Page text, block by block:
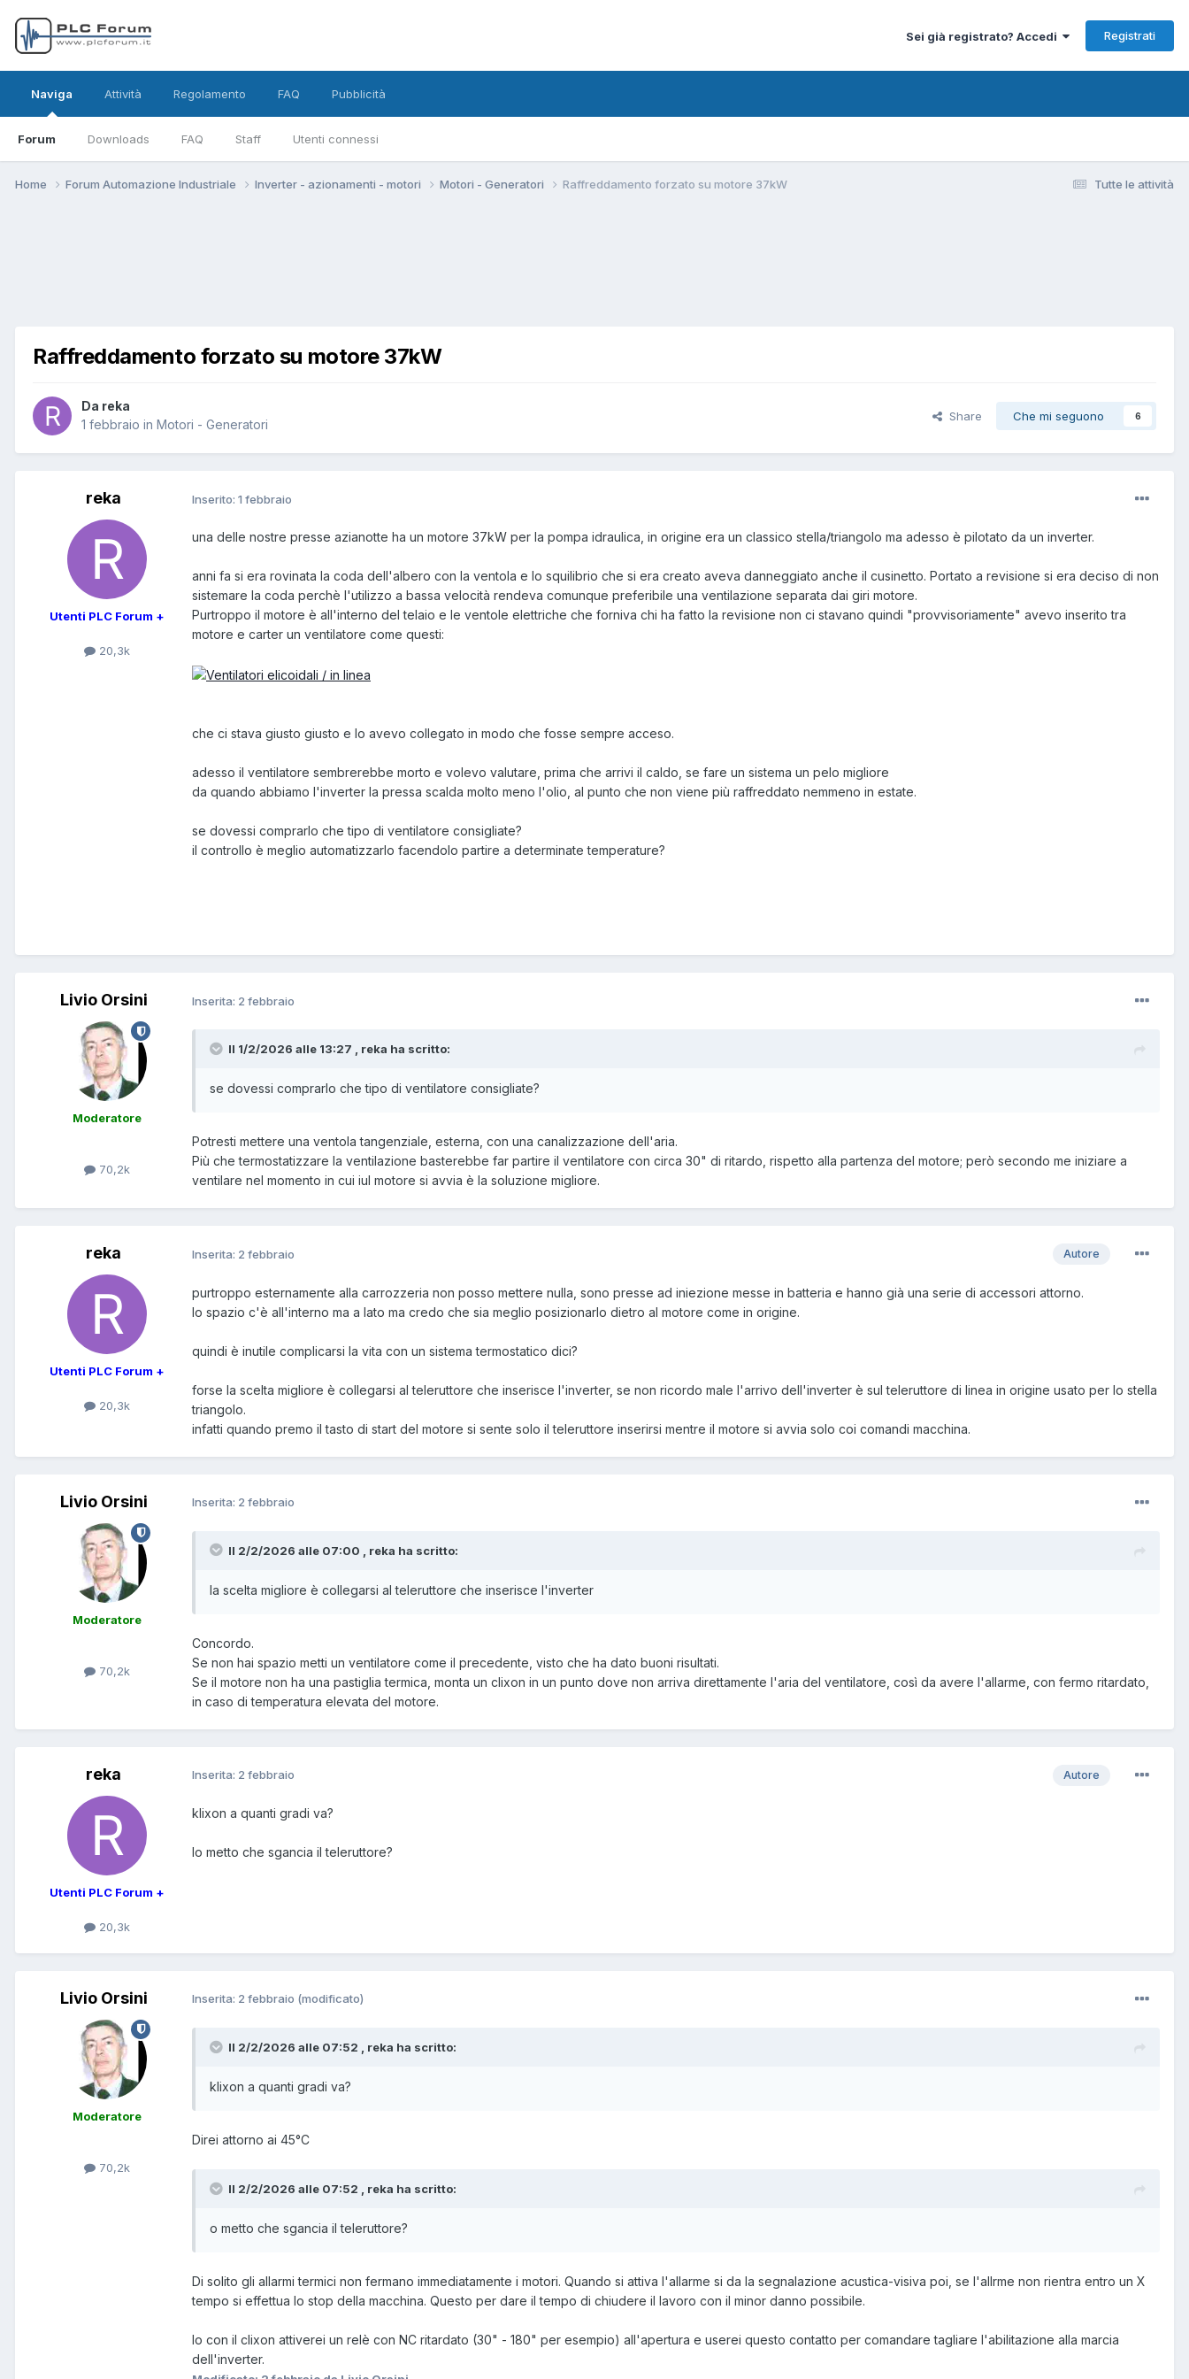
Sei già registrato? Accedi Registrati
Naviga
Forum Downloads FAQ Staff Utenti connessi
Attività Regolamento FAQ Pubblicità
Tutte le attività
Home Forum Automazione Industriale Inverter - azionamenti - motori Motori - Generatori Raffreddamento forzato su motore 37kW
Raffreddamento forzato su motore 37kW
Da reka
1 febbraio in Motori - Generatori
Share Che mi seguono 6
reka
Utenti PLC Forum +
20,3k
Inserito: 1 febbraio
una delle nostre presse azianotte ha un motore 37kW per la pompa idraulica, in origine era un classico stella/triangolo ma adesso è pilotato da un inverter.
anni fa si era rovinata la coda dell'albero con la ventola e lo squilibrio che si era creato aveva danneggiato anche il cusinetto. Portato a revisione si era deciso di non
sistemare la coda perchè l'utilizzo a bassa velocità rendeva comunque preferibile una ventilazione separata dai giri motore.
Purtroppo il motore è all'interno del telaio e le ventole elettriche che forniva chi ha fatto la revisione non ci stavano quindi "provvisoriamente" avevo inserito tra
motore e carter un ventilatore come questi:
che ci stava giusto giusto e lo avevo collegato in modo che fosse sempre acceso.
adesso il ventilatore sembrerebbe morto e volevo valutare, prima che arrivi il caldo, se fare un sistema un pelo migliore
da quando abbiamo l'inverter la pressa scalda molto meno l'olio, al punto che non viene più raffreddato nemmeno in estate.
se dovessi comprarlo che tipo di ventilatore consigliate?
il controllo è meglio automatizzarlo facendolo partire a determinate temperature?
Livio Orsini
Moderatore
70,2k
Inserita: 2 febbraio
Il 1/2/2026 alle 13:27 , reka ha scritto:
se dovessi comprarlo che tipo di ventilatore consigliate?
Potresti mettere una ventola tangenziale, esterna, con una canalizzazione dell'aria.
Più che termostatizzare la ventilazione basterebbe far partire il ventilatore con circa 30" di ritardo, rispetto alla partenza del motore; però secondo me iniziare a
ventilare nel momento in cui iul motore si avvia è la soluzione migliore.
reka
Utenti PLC Forum +
20,3k
Autore
Inserita: 2 febbraio
purtroppo esternamente alla carrozzeria non posso mettere nulla, sono presse ad iniezione messe in batteria e hanno già una serie di accessori attorno.
lo spazio c'è all'interno ma a lato ma credo che sia meglio posizionarlo dietro al motore come in origine.
quindi è inutile complicarsi la vita con un sistema termostatico dici?
forse la scelta migliore è collegarsi al teleruttore che inserisce l'inverter, se non ricordo male l'arrivo dell'inverter è sul teleruttore di linea in origine usato per lo stella
triangolo.
infatti quando premo il tasto di start del motore si sente solo il teleruttore inserirsi mentre il motore si avvia solo coi comandi macchina.
Livio Orsini
Moderatore
70,2k
Inserita: 2 febbraio
Il 2/2/2026 alle 07:00 , reka ha scritto:
la scelta migliore è collegarsi al teleruttore che inserisce l'inverter
Concordo.
Se non hai spazio metti un ventilatore come il precedente, visto che ha dato buoni risultati.
Se il motore non ha una pastiglia termica, monta un clixon in un punto dove non arriva direttamente l'aria del ventilatore, così da avere l'allarme, con fermo ritardato,
in caso di temperatura elevata del motore.
reka
Utenti PLC Forum +
20,3k
Autore
Inserita: 2 febbraio
klixon a quanti gradi va?
lo metto che sgancia il teleruttore?
Livio Orsini
Moderatore
70,2k
Inserita: 2 febbraio (modificato)
Il 2/2/2026 alle 07:52 , reka ha scritto:
klixon a quanti gradi va?
Direi attorno ai 45°C
Il 2/2/2026 alle 07:52 , reka ha scritto:
o metto che sgancia il teleruttore?
Di solito gli allarmi termici non fermano immediatamente i motori. Quando si attiva l'allarme si da la segnalazione acustica-visiva poi, se l'allrme non rientra entro un X
tempo si effettua lo stop della macchina. Questo per dare il tempo di chiudere il lavoro con il minor danno possibile.
Io con il clixon attiverei un relè con NC ritardato (30" - 180" per esempio) all'apertura e userei questo contatto per comandare tagliare l'abilitazione alla marcia
dell'inverter.